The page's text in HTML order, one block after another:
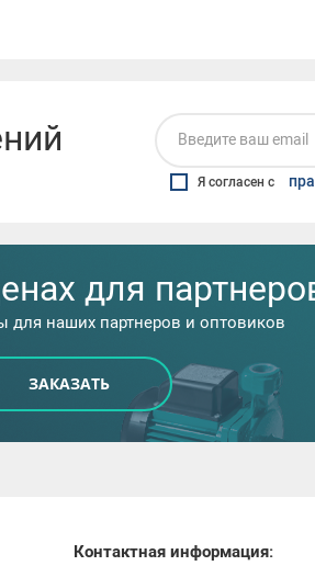
Я согласен с
для
для наших партнеров и оптовиков
ЗАКАЗАТЬ
Контактная информация: